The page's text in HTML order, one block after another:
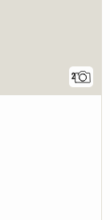
2